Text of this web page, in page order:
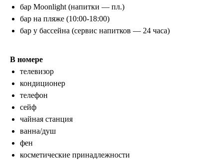
бар Moonlight (напитки — пл.)
бар на пляже (10:00-18:00)
бар у бассейна (сервис напитков — 24 часа)
В номере
телевизор
кондиционер
телефон
сейф
чайная станция
ванна/душ
фен
косметические принадлежности
info@letayotdykhay.ru
г. Москва, ул. Садовая-Самотечная, 13
г. Томск, ул. Белинского, 30
ООО «ЛетайОтдыхай»
ИНН 7000019484 ОГРН
1247000006835
Туры от 60 надежных туроператоров